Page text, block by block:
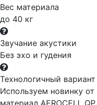
Вес материала
до 40 кг
Звучание акустики
Без эхо и гудения
Технологичный
Используем новинку